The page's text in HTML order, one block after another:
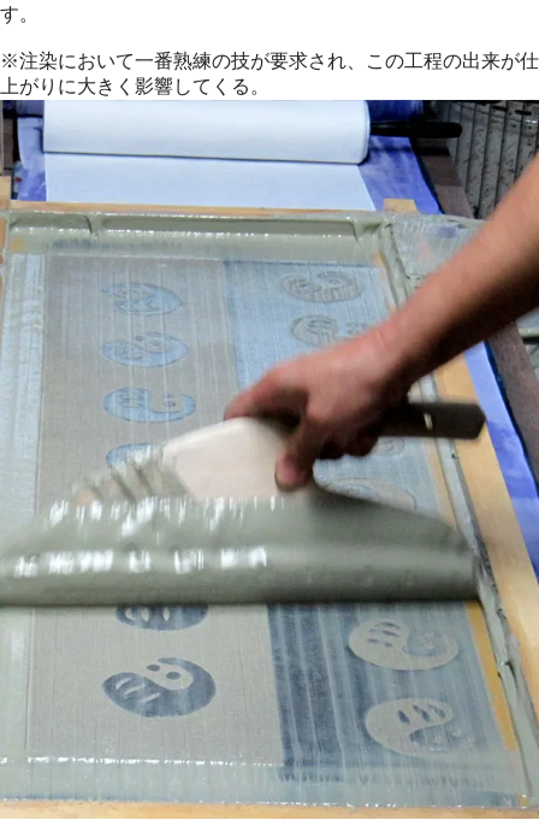
す。
※注染において一番熟練の技が要求され、この工程の出来が仕
上がりに大きく影響してくる。